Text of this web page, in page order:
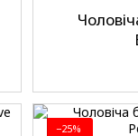
−25%